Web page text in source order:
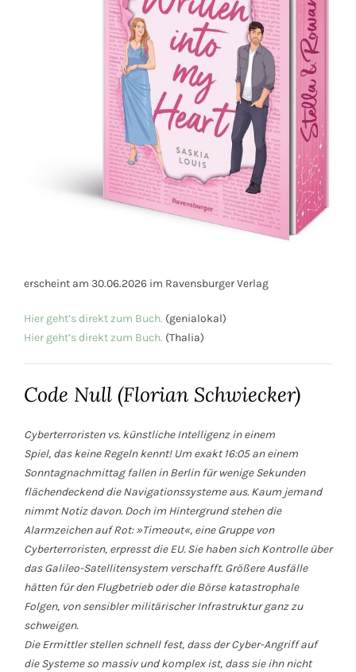
erscheint am 30.06.2026 im Ravensburger Verlag
Hier geht’s direkt zum Buch. (genialokal)
Hier geht’s direkt zum Buch. (Thalia)
Code Null (Florian Schwiecker)
Cyberterroristen vs. künstliche Intelligenz in einem
Spiel, das keine Regeln kennt! Um exakt 16:05 an einem
Sonntagnachmittag fallen in Berlin für wenige Sekunden
flächendeckend die Navigationssysteme aus. Kaum jemand
nimmt Notiz davon. Doch im Hintergrund stehen die
Alarmzeichen auf Rot: »Timeout«, eine Gruppe von
Cyberterroristen, erpresst die EU. Sie haben sich Kontrolle über
das Galileo-Satellitensystem verschafft. Größere Ausfälle
hätten für den Flugbetrieb oder die Börse katastrophale
Folgen, von sensibler militärischer Infrastruktur ganz zu
schweigen.
Die Ermittler stellen schnell fest, dass der Cyber-Angriff auf
die Systeme so massiv und komplex ist, dass sie ihn nicht